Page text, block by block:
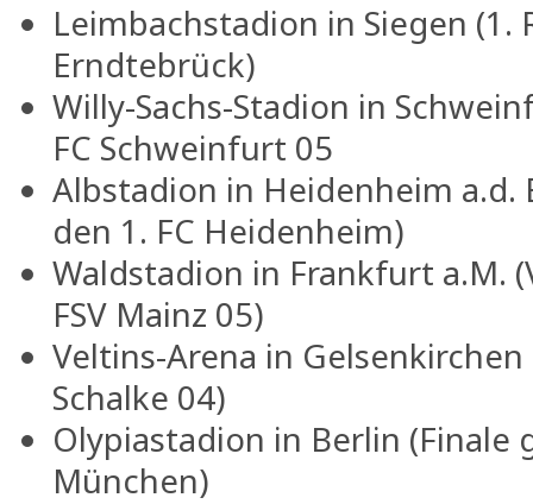
Leimbachstadion in Siegen (1.
Erndtebrück)
Willy-Sachs-Stadion in
FC Schweinfurt 05
Albstadion in Heidenheim a.d.
den 1. FC Heidenheim)
Waldstadion in Frankfurt a.M.
FSV Mainz 05)
Veltins-Arena in
Schalke 04)
Olypiastadion in Berlin (Finale
München)